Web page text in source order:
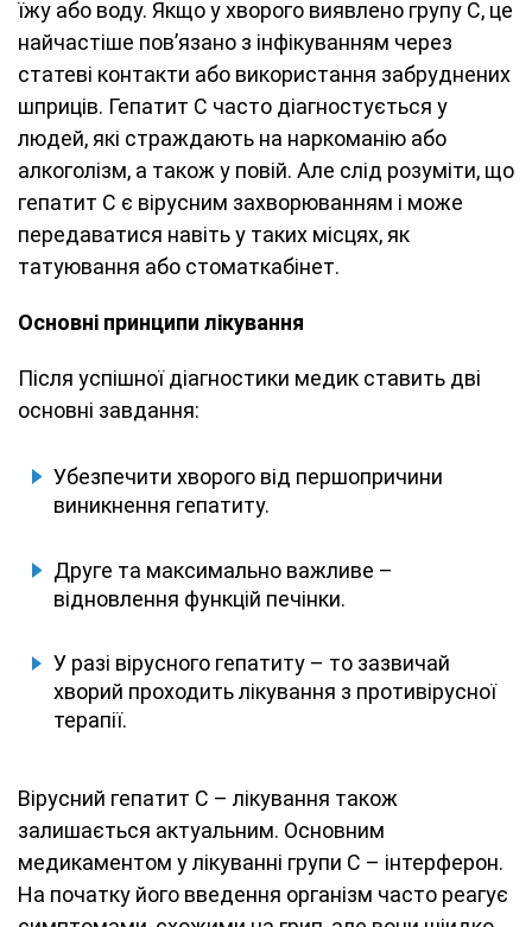
їжу або воду. Якщо у хворого виявлено групу C, це
найчастіше пов’язано з інфікуванням через
статеві контакти або використання забруднених
шприців. Гепатит C часто діагностується у
людей, які страждають на наркоманію або
алкоголізм, а також у повій. Але слід розуміти, що
гепатит C є вірусним захворюванням і може
передаватися навіть у таких місцях, як
татуювання або стоматкабінет.
Основні принципи лікування
Після успішної діагностики медик ставить дві
основні завдання:
Убезпечити хворого від першопричини
виникнення гепатиту.
Друге та максимально важливе –
відновлення функцій печінки.
У разі вірусного гепатиту – то зазвичай
хворий проходить лікування з противірусної
терапії.
Вірусний гепатит C – лікування також
залишається актуальним. Основним
медикаментом у лікуванні групи C – інтерферон.
На початку його введення організм часто реагує